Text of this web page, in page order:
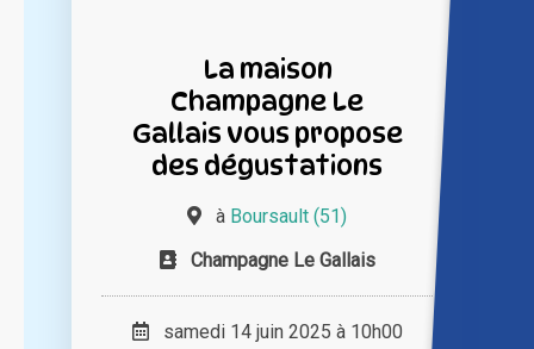
La maison
Champagne Le
Gallais vous propose
des dégustations
à Boursault (51)
Champagne Le Gallais
samedi 14 juin 2025 à 10h00